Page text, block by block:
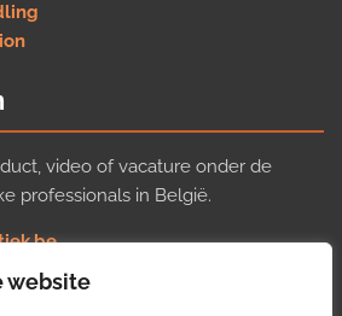
website
video of vacature onder de
professionals in België.